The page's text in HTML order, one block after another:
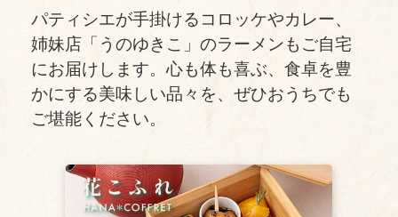
パティシエが手掛けるコロッケやカレー、
姉妹店「うのゆきこ」のラーメンもご自宅
にお届けします。心も体も喜ぶ、食卓を豊
かにする美味しい品々を、ぜひおうちでも
ご堪能ください。